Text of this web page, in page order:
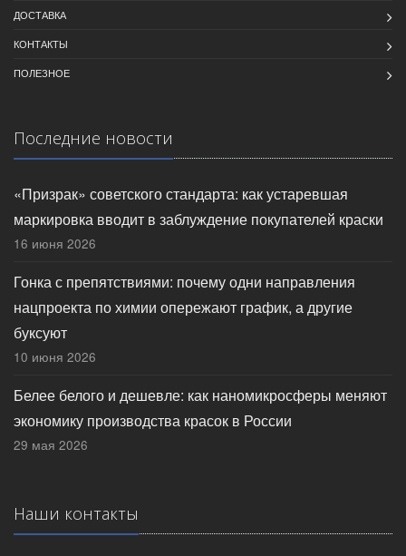
ДОСТАВКА
КОНТАКТЫ
ПОЛЕЗНОЕ
Последние новости
«Призрак» советского стандарта: как устаревшая
маркировка вводит в заблуждение покупателей краски
16 июня 2026
Гонка с препятствиями: почему одни направления
нацпроекта по химии опережают график, а другие
буксуют
10 июня 2026
Белее белого и дешевле: как наномикросферы меняют
экономику производства красок в России
29 мая 2026
Наши контакты